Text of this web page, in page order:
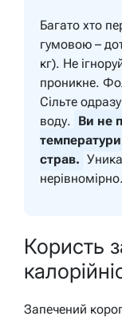
Багато хто
гумовою –
кг). Не
проникне.
Сільте
воду. Ви не
страв.
нерівномірно.
Користь
Запечений